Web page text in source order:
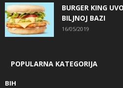
BURGER KING
BILJNOJ BAZI
16/05/2019
POPULARNA KATEGORIJA
BIH